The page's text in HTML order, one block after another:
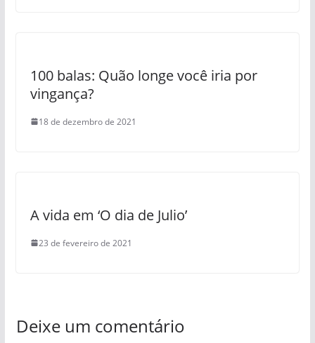
100 balas: Quão longe você iria por
vingança?
18 de dezembro de 2021
A vida em ‘O dia de Julio’
23 de fevereiro de 2021
Deixe um comentário